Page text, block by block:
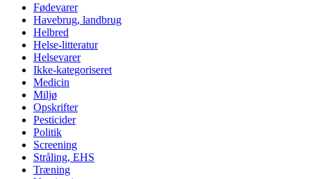
Fødevarer
Havebrug, landbrug
Helbred
Helse-litteratur
Helsevarer
Ikke-kategoriseret
Medicin
Miljø
Opskrifter
Pesticider
Politik
Screening
Stråling, EHS
Træning